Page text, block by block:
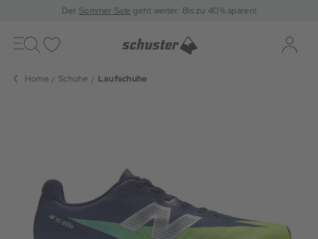
DerSommer Sale geht weiter: Bis zu 40% sparen!
Toggle
navigation
Home Schuhe Laufschuhe